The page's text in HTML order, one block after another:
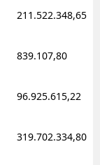
211.522.348,65
839.107,80
96.925.615,22
319.702.334,80